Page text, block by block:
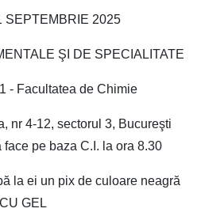
SEPTEMBRIE 2025
ŞI DE SPECIALITATE
- Facultatea de Chimie
nr 4-12, sectorul 3, Bucureşti
face pe baza C.I. la ora 8.30
la ei un pix de culoare neagră
CU GEL